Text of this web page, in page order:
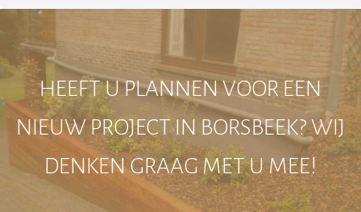
HEEFT U PLANNEN VOOR EEN
NIEUW PROJECT IN BORSBEEK? WIJ
DENKEN GRAAG MET U MEE!